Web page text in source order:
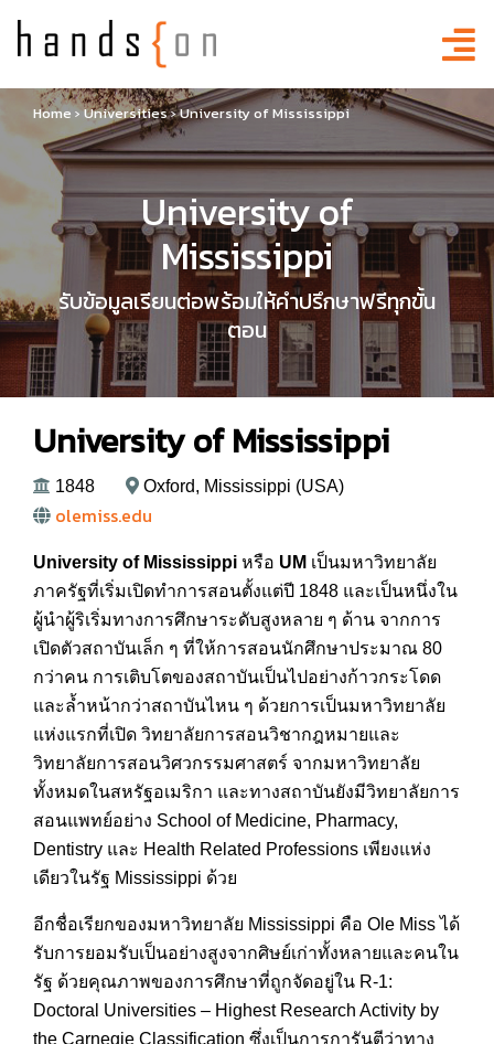
Home›Universities›University of Mississippi
University of
Mississippi
รับข้อมูลเรียนต่อพร้อมให้คำปรึกษาฟรีทุกขั้น
ตอน
University of Mississippi
1848 Oxford, Mississippi (USA)
olemiss.edu
University of Mississippi หรือ UM เป็นมหาวิทยาลัย
ภาครัฐที่เริ่มเปิดทำการสอนตั้งแต่ปี 1848 และเป็นหนึ่งใน
ผู้นำผู้ริเริ่มทางการศึกษาระดับสูงหลาย ๆ ด้าน จากการ
เปิดตัวสถาบันเล็ก ๆ ที่ให้การสอนนักศึกษาประมาณ 80
กว่าคน การเติบโตของสถาบันเป็นไปอย่างก้าวกระโดด
และล้ำหน้ากว่าสถาบันไหน ๆ ด้วยการเป็นมหาวิทยาลัย
แห่งแรกที่เปิด วิทยาลัยการสอนวิชากฎหมายและ
วิทยาลัยการสอนวิศวกรรมศาสตร์ จากมหาวิทยาลัย
ทั้งหมดในสหรัฐอเมริกา และทางสถาบันยังมีวิทยาลัยการ
สอนแพทย์อย่าง School of Medicine, Pharmacy,
Dentistry และ Health Related Professions เพียงแห่ง
เดียวในรัฐ Mississippi ด้วย
อีกชื่อเรียกของมหาวิทยาลัย Mississippi คือ Ole Miss ได้
รับการยอมรับเป็นอย่างสูงจากศิษย์เก่าทั้งหลายและคนใน
รัฐ ด้วยคุณภาพของการศึกษาที่ถูกจัดอยู่ใน R-1:
Doctoral Universities – Highest Research Activity by
the Carnegie Classification ซึ่งเป็นการการันตีว่าทาง